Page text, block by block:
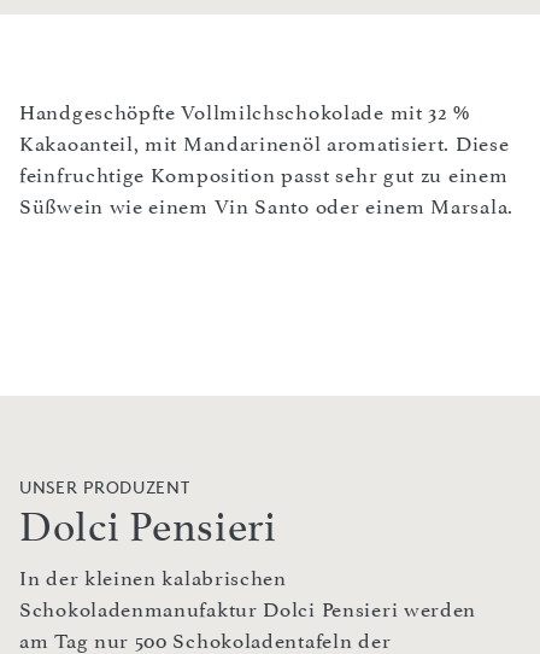
Handgeschöpfte Vollmilchschokolade mit 32 %
Kakaoanteil, mit Mandarinenöl aromatisiert. Diese
feinfruchtige Komposition passt sehr gut zu einem
Süßwein wie einem Vin Santo oder einem Marsala.
UNSER PRODUZENT
Dolci Pensieri
In der kleinen kalabrischen
Schokoladenmanufaktur Dolci Pensieri werden
am Tag nur 500 Schokoladentafeln der